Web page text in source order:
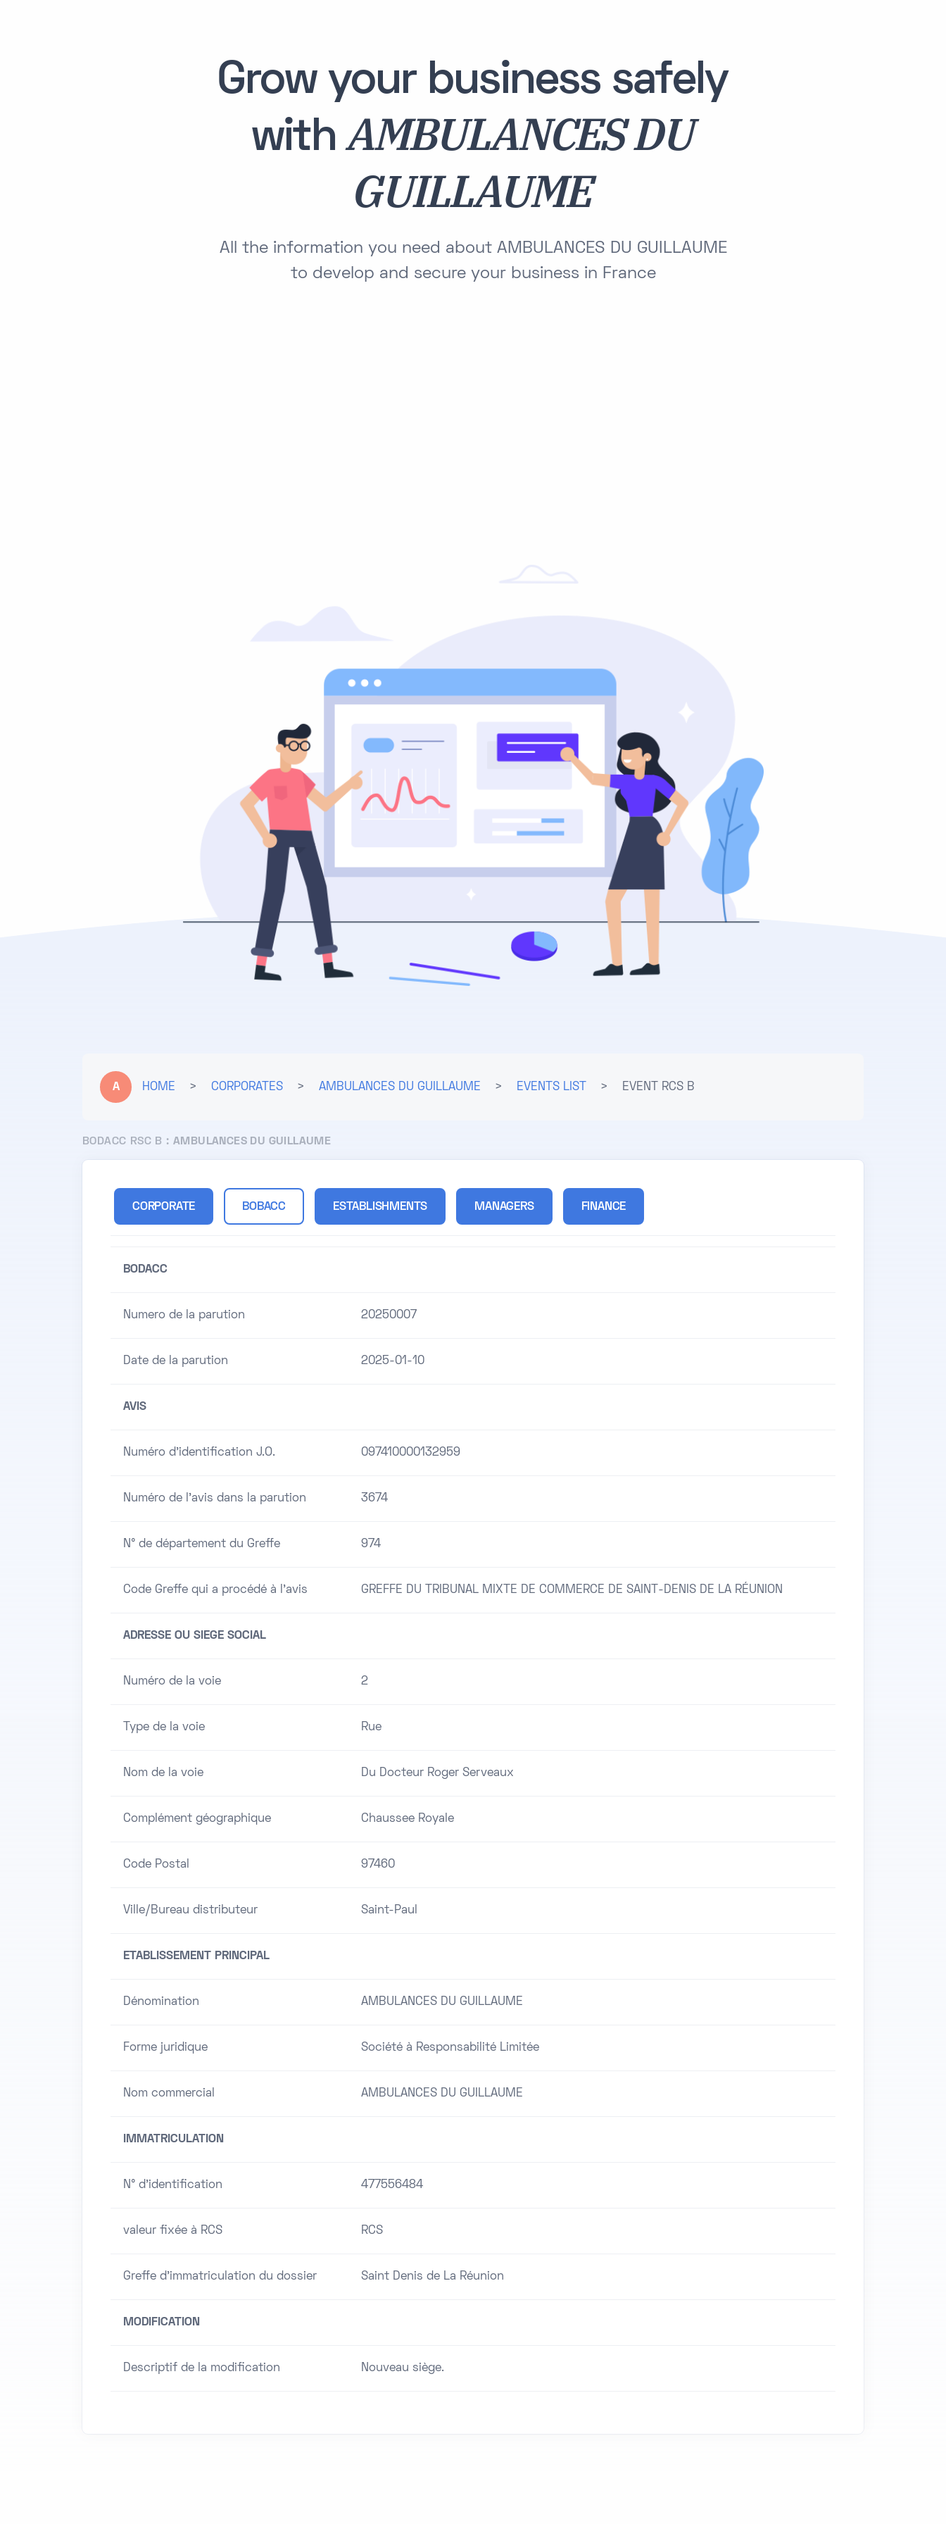
Grow your business safely
withAMBULANCES DU
GUILLAUME
All the information you need about AMBULANCES DU GUILLAUME
to develop and secure your business in France
A HOME > CORPORATES > AMBULANCES DU GUILLAUME > EVENTS LIST > EVENT RCS B
BODACC RSC B : AMBULANCES DU GUILLAUME
CORPORATE BOBACC ESTABLISHMENTS MANAGERS FINANCE
BODACC
Numero de la parution 20250007
Date de la parution 2025-01-10
AVIS
Numéro d'identification J.O. 097410000132959
Numéro de l'avis dans la parution 3674
N° de département du Greffe 974
Code Greffe qui a procédé à l'avis GREFFE DU TRIBUNAL MIXTE DE COMMERCE DE SAINT-DENIS DE LA RÉUNION
ADRESSE OU SIEGE SOCIAL
Numéro de la voie 2
Type de la voie Rue
Nom de la voie Du Docteur Roger Serveaux
Complément géographique Chaussee Royale
Code Postal 97460
Ville/Bureau distributeur Saint-Paul
ETABLISSEMENT PRINCIPAL
Dénomination AMBULANCES DU GUILLAUME
Forme juridique Société à Responsabilité Limitée
Nom commercial AMBULANCES DU GUILLAUME
IMMATRICULATION
N° d'identification 477556484
valeur fixée à RCS RCS
Greffe d'immatriculation du dossier Saint Denis de La Réunion
MODIFICATION
Descriptif de la modification Nouveau siège.